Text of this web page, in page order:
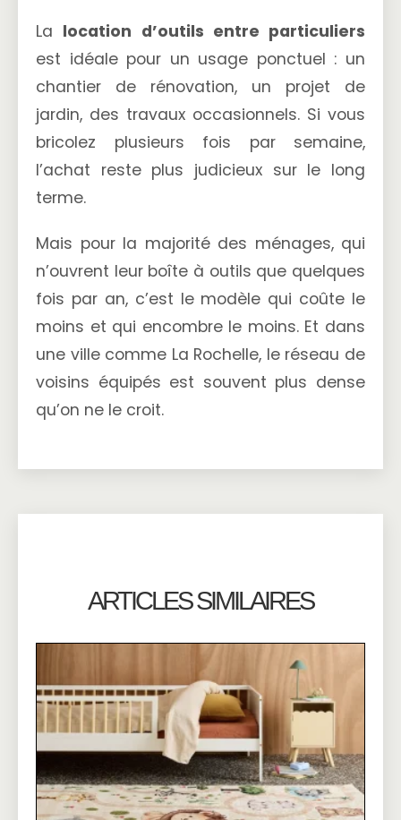
La location d’outils entre particuliers
est idéale pour un usage ponctuel : un
chantier de rénovation, un projet de
jardin, des travaux occasionnels. Si vous
bricolez plusieurs fois par semaine,
l’achat reste plus judicieux sur le long
terme.
Mais pour la majorité des ménages, qui
n’ouvrent leur boîte à outils que quelques
fois par an, c’est le modèle qui coûte le
moins et qui encombre le moins. Et dans
une ville comme La Rochelle, le réseau de
voisins équipés est souvent plus dense
qu’on ne le croit.
ARTICLES SIMILAIRES